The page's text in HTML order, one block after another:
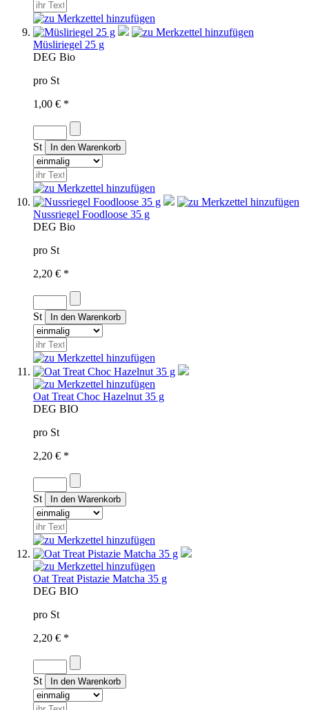
Müsliriegel 25 g
DEG Bio
pro St
1,00 € *
St
Nussriegel Foodloose 35 g
DEG Bio
pro St
2,20 € *
St
Oat Treat Choc Hazelnut 35 g
DEG BIO
pro St
2,20 € *
St
Oat Treat Pistazie Matcha 35 g
DEG BIO
pro St
2,20 € *
St